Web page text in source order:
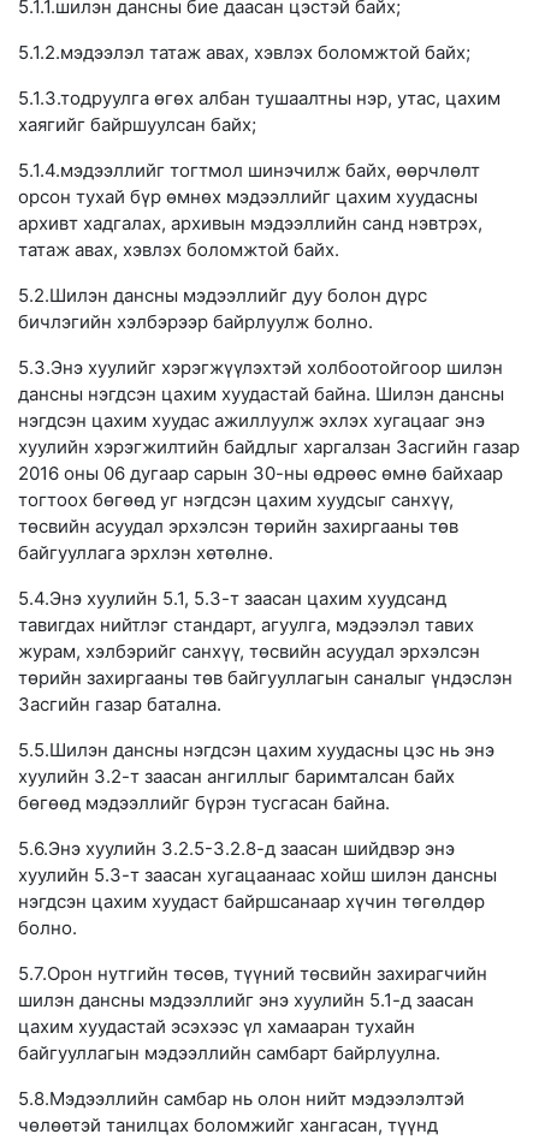
5.1.1.шилэн дансны бие даасан цэстэй байх;
5.1.2.мэдээлэл татаж авах, хэвлэх боломжтой байх;
5.1.3.тодруулга өгөх албан тушаалтны нэр, утас, цахим
хаягийг байршуулсан байх;
5.1.4.мэдээллийг тогтмол шинэчилж байх, өөрчлөлт
орсон тухай бүр өмнөх мэдээллийг цахим хуудасны
архивт хадгалах, архивын мэдээллийн санд нэвтрэх,
татаж авах, хэвлэх боломжтой байх.
5.2.Шилэн дансны мэдээллийг дуу болон дүрс
бичлэгийн хэлбэрээр байрлуулж болно.
5.3.Энэ хуулийг хэрэгжүүлэхтэй холбоотойгоор шилэн
дансны нэгдсэн цахим хуудастай байна. Шилэн дансны
нэгдсэн цахим хуудас ажиллуулж эхлэх хугацааг энэ
хуулийн хэрэгжилтийн байдлыг харгалзан Засгийн газар
2016 оны 06 дугаар сарын 30-ны өдрөөс өмнө байхаар
тогтоох бөгөөд уг нэгдсэн цахим хуудсыг санхүү,
төсвийн асуудал эрхэлсэн төрийн захиргааны төв
байгууллага эрхлэн хөтөлнө.
5.4.Энэ хуулийн 5.1, 5.3-т заасан цахим хуудсанд
тавигдах нийтлэг стандарт, агуулга, мэдээлэл тавих
журам, хэлбэрийг санхүү, төсвийн асуудал эрхэлсэн
төрийн захиргааны төв байгууллагын саналыг үндэслэн
Засгийн газар батална.
5.5.Шилэн дансны нэгдсэн цахим хуудасны цэс нь энэ
хуулийн 3.2-т заасан ангиллыг баримталсан байх
бөгөөд мэдээллийг бүрэн тусгасан байна.
5.6.Энэ хуулийн 3.2.5-3.2.8-д заасан шийдвэр энэ
хуулийн 5.3-т заасан хугацаанаас хойш шилэн дансны
нэгдсэн цахим хуудаст байршсанаар хүчин төгөлдөр
болно.
5.7.Орон нутгийн төсөв, түүний төсвийн захирагчийн
шилэн дансны мэдээллийг энэ хуулийн 5.1-д заасан
цахим хуудастай эсэхээс үл хамааран тухайн
байгууллагын мэдээллийн самбарт байрлуулна.
5.8.Мэдээллийн самбар нь олон нийт мэдээлэлтэй
чөлөөтэй танилцах боломжийг хангасан, түүнд